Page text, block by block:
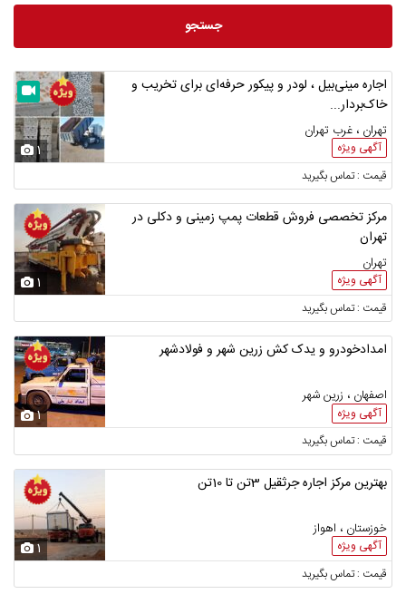
جستجو
اجاره مینی‌بیل ، لودر و پیکور حرفه‌ای برای تخریب و
خاک‌بردار...
تهران ، غرب تهران
آگهی ویژه 1
قیمت : تماس بگیرید
مرکز تخصصی فروش قطعات پمپ زمینی و دکلی در
تهران
تهران
آگهی ویژه 1
قیمت : تماس بگیرید
امدادخودرو و یدک کش زرین شهر و فولادشهر
اصفهان ، زرین شهر
آگهی ویژه 1
قیمت : تماس بگیرید
بهترین مرکز اجاره جرثقیل 3تن تا 10تن
خوزستان ، اهواز
آگهی ویژه 1
قیمت : تماس بگیرید